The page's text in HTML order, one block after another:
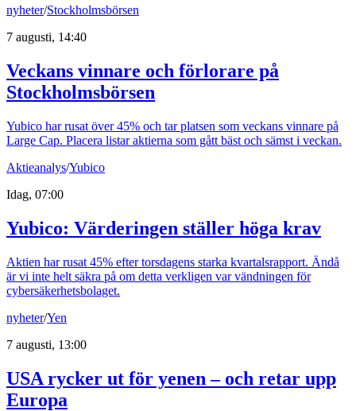
nyheter/Stockholmsbörsen
7 augusti, 14:40
Veckans vinnare och förlorare på
Stockholmsbörsen
Yubico har rusat över 45% och tar platsen som veckans vinnare på
Large Cap. Placera listar aktierna som gått bäst och sämst i veckan.
Aktieanalys/Yubico
Idag, 07:00
Yubico: Värderingen ställer höga krav
Aktien har rusat 45% efter torsdagens starka kvartalsrapport. Ändå
är vi inte helt säkra på om detta verkligen var vändningen för
cybersäkerhetsbolaget.
nyheter/Yen
7 augusti, 13:00
USA rycker ut för yenen – och retar upp
Europa